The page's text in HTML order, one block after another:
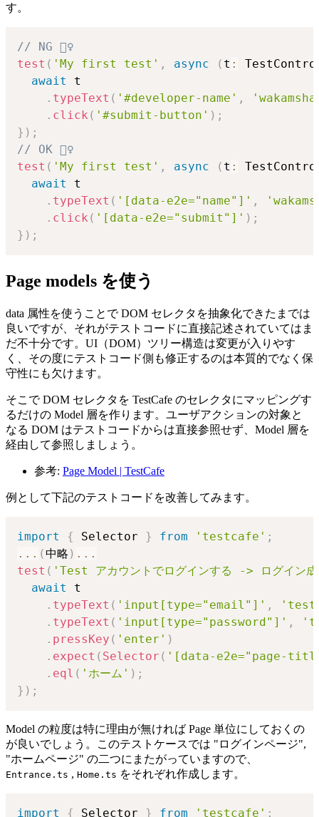
す。
// NG 🙅‍♀️
test ( 'My first test' , async ( t :
await
t
. typeText ( '#developer-name' ,
. click ( '#submit-button' ) ;
} ) ;
// OK 🙆‍♀️
test ( 'My first test' , async ( t :
await
t
. typeText ( '[data-e2e="name"]' ,
. click ( '[data-e2e="submit"]' ) ;
} ) ;
Page models を使う
data 属性を使うことで DOM セレクタを抽象化できたまでは
良いですが、それがテストコードに直接記述されていてはま
だ不十分です。UI（DOM）ツリー構造は変更が入りやす
く、その度にテストコード側も修正するのは本質的でなく保
守性にも欠けます。
そこで DOM セレクタを TestCafe のセレクタにマッピングす
るだけの Model 層を作ります。ユーザアクションの対象と
なる DOM はテストコードからは直接参照せず、Model 層を
経由して参照しましょう。
参考: Page Model | TestCafe
例として下記のテストコードを改善してみます。
import { Selector } from 'testcafe' ;
... (中略 ) ...
test ( 'Test アカウントでログインする -> ログイン
await
t
. typeText ( 'input[type="email"]' ,
'test-
. typeText ( 'input[type="password"]' ,
. pressKey ( 'enter' )
. expect ( Selector ( '[data-e2e="page-
. eql ( 'ホーム' ) ;
} ) ;
Model の粒度は特に理由が無ければ Page 単位にしておくの
が良いでしょう。このテストケースでは "ログインページ",
"ホームページ" の二つにまたがっていますので、
Entrance.ts , Home.ts をそれぞれ作成します。
import { Selector } from 'testcafe' ;